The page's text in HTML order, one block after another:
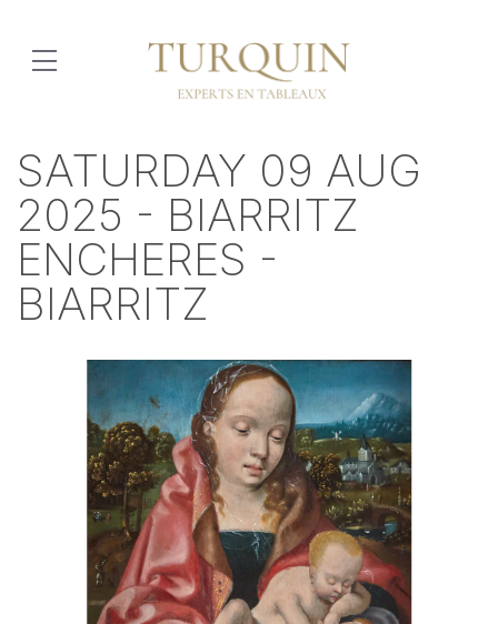
SATURDAY 09 AUG
2025 - BIARRITZ
ENCHERES -
BIARRITZ